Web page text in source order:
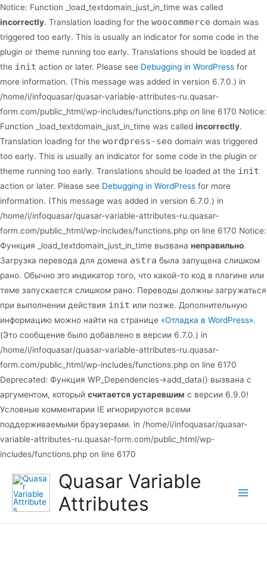
Notice: Function _load_textdomain_just_in_time was called
incorrectly. Translation loading for the woocommerce domain was
triggered too early. This is usually an indicator for some code in the
plugin or theme running too early. Translations should be loaded at
the init action or later. Please see Debugging in WordPress for
more information. (This message was added in version 6.7.0.) in
/home/i/infoquasar/quasar-variable-attributes-ru.quasar-
form.com/public_html/wp-includes/functions.php on line 6170 Notice:
Function _load_textdomain_just_in_time was called incorrectly.
Translation loading for the wordpress-seo domain was triggered
too early. This is usually an indicator for some code in the plugin or
theme running too early. Translations should be loaded at the init
action or later. Please see Debugging in WordPress for more
information. (This message was added in version 6.7.0.) in
/home/i/infoquasar/quasar-variable-attributes-ru.quasar-
form.com/public_html/wp-includes/functions.php on line 6170 Notice:
Функция _load_textdomain_just_in_time вызвана неправильно.
Загрузка перевода для домена astra была запущена слишком
рано. Обычно это индикатор того, что какой-то код в плагине или
теме запускается слишком рано. Переводы должны загружаться
при выполнении действия init или позже. Дополнительную
информацию можно найти на странице «Отладка в WordPress».
(Это сообщение было добавлено в версии 6.7.0.) in
/home/i/infoquasar/quasar-variable-attributes-ru.quasar-
form.com/public_html/wp-includes/functions.php on line 6170
Deprecated: Функция WP_Dependencies->add_data() вызвана с
аргументом, который считается устаревшим с версии 6.9.0!
Условные комментарии IE игнорируются всеми
поддерживаемыми браузерами. in /home/i/infoquasar/quasar-
variable-attributes-ru.quasar-form.com/public_html/wp-
includes/functions.php on line 6170
содержимому
Quasar Variable
Attributes